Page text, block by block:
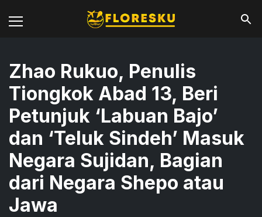
Zhao Rukuo, Penulis
Tiongkok Abad 13, Beri
Petunjuk ‘Labuan Bajo’
dan ‘Teluk Sindeh’ Masuk
Negara Sujidan, Bagian
dari Negara Shepo atau
Jawa